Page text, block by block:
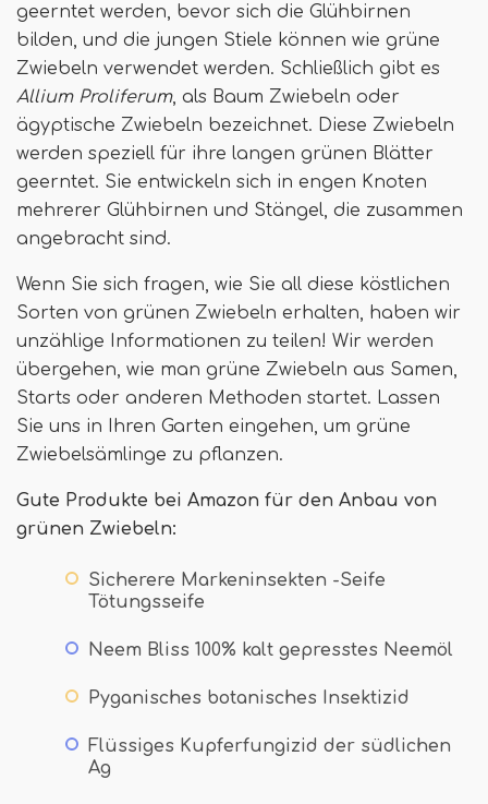
geerntet werden, bevor sich die Glühbirnen
bilden, und die jungen Stiele können wie grüne
Zwiebeln verwendet werden. Schließlich gibt es
Allium Proliferum, als Baum Zwiebeln oder
ägyptische Zwiebeln bezeichnet. Diese Zwiebeln
werden speziell für ihre langen grünen Blätter
geerntet. Sie entwickeln sich in engen Knoten
mehrerer Glühbirnen und Stängel, die zusammen
angebracht sind.
Wenn Sie sich fragen, wie Sie all diese köstlichen
Sorten von grünen Zwiebeln erhalten, haben wir
unzählige Informationen zu teilen! Wir werden
übergehen, wie man grüne Zwiebeln aus Samen,
Starts oder anderen Methoden startet. Lassen
Sie uns in Ihren Garten eingehen, um grüne
Zwiebelsämlinge zu pflanzen.
Gute Produkte bei Amazon für den Anbau von
grünen Zwiebeln:
Sicherere Markeninsekten -Seife
Tötungsseife
Neem Bliss 100% kalt gepresstes Neemöl
Pyganisches botanisches Insektizid
Flüssiges Kupferfungizid der südlichen
Ag